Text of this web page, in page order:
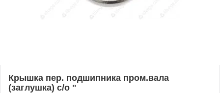
Крышка пер. подшипника пром.вала
(заглушка) с/о "